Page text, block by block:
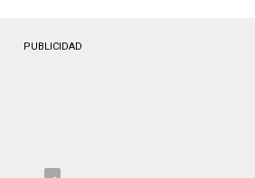
PUBLICIDAD